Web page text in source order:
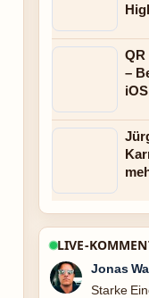
QR
–
LIVE-
Jonas
Starke